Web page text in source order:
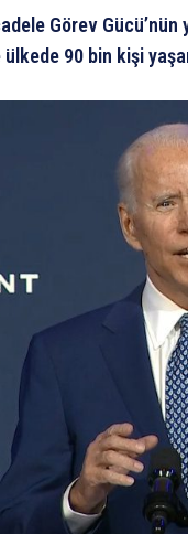
Görev
90 bin kişi